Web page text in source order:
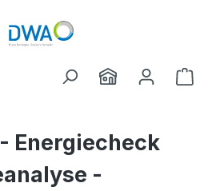
Energiecheck
-